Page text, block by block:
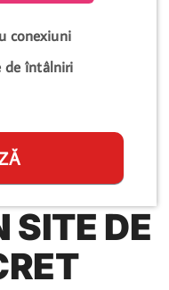
conexiuni
de întâlniri
SITE DE